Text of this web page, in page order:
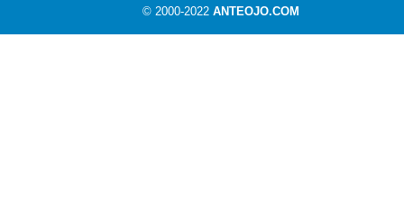
© 2000-2022 ANTEOJO.COM